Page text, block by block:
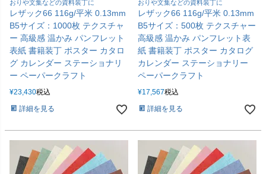
おりや文集などの資料装丁に
レザック66 116g/平米 0.13mm
B5サイズ：1000枚 テクスチャ
ー 高級感 温かみ パンフレット
表紙 書籍装丁 ポスター カタロ
グ カレンダー ステーショナリ
ー ペーパークラフト
¥23,430税込
詳細を見る
おりや文集などの資料装丁に
レザック66 116g/平米 0.13mm
B5サイズ：500枚 テクスチャー
高級感 温かみ パンフレット表
紙 書籍装丁 ポスター カタログ
カレンダー ステーショナリー
ペーパークラフト
¥17,567税込
詳細を見る